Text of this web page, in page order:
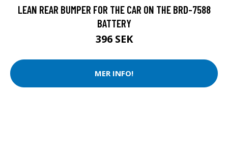
LEAN REAR BUMPER FOR THE CAR ON THE BRD-7588
BATTERY
396 SEK
MER INFO!